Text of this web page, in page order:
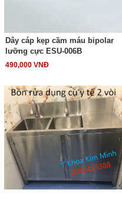
Dây cáp kẹp cầm máu bipolar
lưỡng cực ESU-006B
490,000 VNĐ